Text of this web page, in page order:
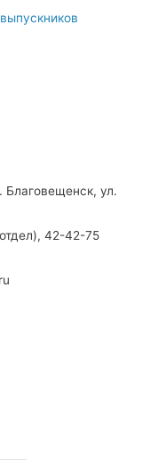
Благовещенск, ул.
42-42-75